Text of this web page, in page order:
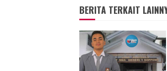
BERITA TERKAIT